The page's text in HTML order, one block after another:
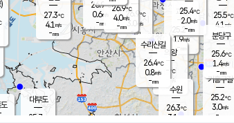
과천
25.2℃
1.9m/s
- mm
대부도
25.7
의왕
- ℃
m/s
mm
26.9 ℃
3.0 m/s
-mm
26.9℃
0.6m/s
-mm
26.9℃
4.0m/s
-mm
25.5℃
4.1 m/s
-mm
25.4℃
2.0m/s
-mm
기흥구갈
25.2℃
3.0m/s
-
수리산길
26.4℃
0.8m/s
-mm
분당구
25.6℃
1.4m/s
-mm
수원
26.3℃
3.1 m/s
27.3℃
4.1 m/s
-mm